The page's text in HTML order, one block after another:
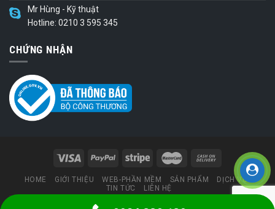
Mr Hùng - Kỹ thuật
Hotline: 0210 3 595 345
CHỨNG NHẬN
HOME GIỚI THIỆU WEB-PHẦN MỀM SẢN PHẨM
DỊCH VỤ
TIN TỨC
LIÊN HỆ